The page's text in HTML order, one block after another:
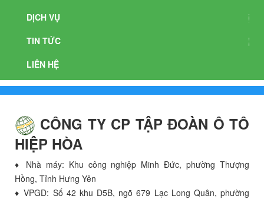
DỊCH VỤ
TIN TỨC
LIÊN HỆ
CÔNG TY CP TẬP ĐOÀN Ô TÔ
HIỆP HÒA
♦ Nhà máy: Khu công nghiệp Minh Đức, phường Thượng
Hồng, Tỉnh Hưng Yên
♦ VPGD: Số 42 khu D5B, ngõ 679 Lạc Long Quân, phường